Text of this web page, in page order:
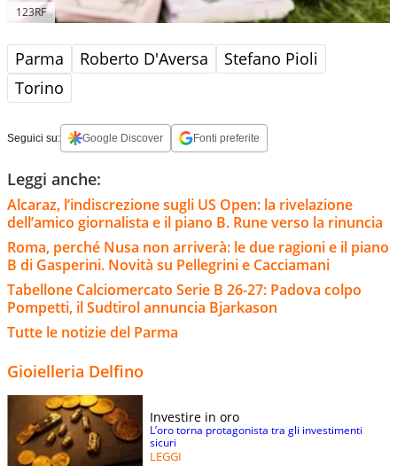
123RF
Parma Roberto D'Aversa
Stefano Pioli
Torino
Seguici su: Google Discover Fonti preferite
Leggi anche:
Alcaraz, l’indiscrezione sugli US Open: la rivelazione
dell’amico giornalista e il piano B. Rune verso la rinuncia
Roma, perché Nusa non arriverà: le due ragioni e il piano
B di Gasperini. Novità su Pellegrini e Cacciamani
Tabellone Calciomercato Serie B 26-27: Padova colpo
Pompetti, il Sudtirol annuncia Bjarkason
Tutte le notizie del Parma
Gioielleria Delfino
Investire in oro
L’oro torna protagonista tra gli investimenti
sicuri
LEGGI